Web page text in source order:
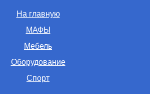
На главную
МАФЫ
Мебель
Оборудование
Спорт